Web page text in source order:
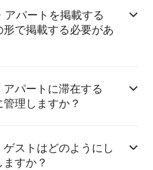
パートを掲載する
で掲載する必要があ
パートに滞在する
理しますか？
ストはどのようにし
すか？